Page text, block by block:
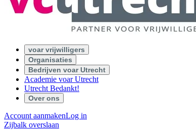
voar vrijwilligers
Organisaties
Bedrijven voar Utrecht
Academie voar Utrecht
Utrecht Bedankt!
Over ons
Account aanmakenLog in
Zijbalk overslaan